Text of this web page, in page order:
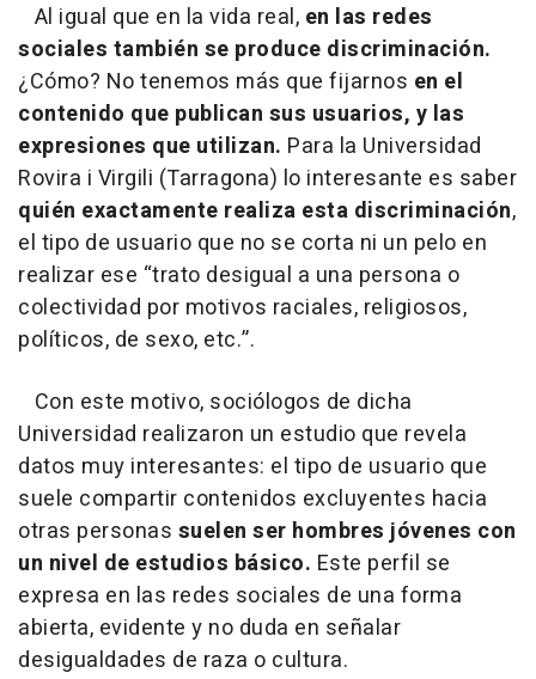
Al igual que en la vida real, en las redes
sociales también se produce discriminación.
¿Cómo? No tenemos más que fijarnos en el
contenido que publican sus usuarios, y las
expresiones que utilizan. Para la Universidad
Rovira i Virgili (Tarragona) lo interesante es saber
quién exactamente realiza esta discriminación,
el tipo de usuario que no se corta ni un pelo en
realizar ese “trato desigual a una persona o
colectividad por motivos raciales, religiosos,
políticos, de sexo, etc.”.
Con este motivo, sociólogos de dicha
Universidad realizaron un estudio que revela
datos muy interesantes: el tipo de usuario que
suele compartir contenidos excluyentes hacia
otras personas suelen ser hombres jóvenes con
un nivel de estudios básico. Este perfil se
expresa en las redes sociales de una forma
abierta, evidente y no duda en señalar
desigualdades de raza o cultura.